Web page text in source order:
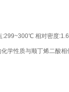
相对密度
学性质与顺丁烯二酸相